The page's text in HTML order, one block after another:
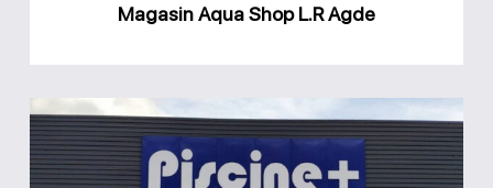
Magasin Aqua Shop L.R Agde
Magasin
Piscine